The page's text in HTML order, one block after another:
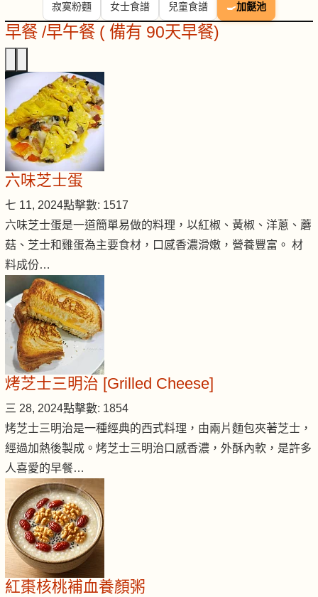
寂寞粉麵 女士食譜 兒童食譜 🍳加餸池
早餐 /早午餐 ( 備有 90天早餐)
六味芝士蛋
七 11, 2024點擊數: 1517
六味芝士蛋是一道簡單易做的料理，以紅椒、黃椒、洋蔥、蘑
菇、芝士和雞蛋為主要食材，口感香濃滑嫩，營養豐富。 材
料成份…
烤芝士三明治 [Grilled Cheese]
三 28, 2024點擊數: 1854
烤芝士三明治是一種經典的西式料理，由兩片麵包夾著芝士，
經過加熱後製成。烤芝士三明治口感香濃，外酥內軟，是許多
人喜愛的早餐…
紅棗核桃補血養顏粥